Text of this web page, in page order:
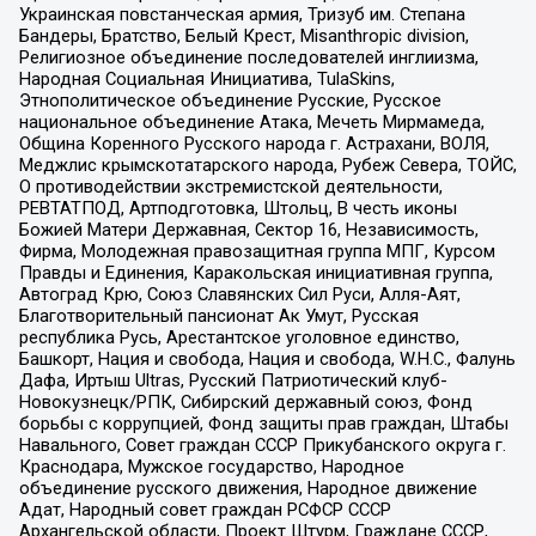
Украинская повстанческая армия, Тризуб им. Степана
Бандеры, Братство, Белый Крест, Misanthropic division,
Религиозное объединение последователей инглиизма,
Народная Социальная Инициатива, TulaSkins,
Этнополитическое объединение Русские, Русское
национальное объединение Атака, Мечеть Мирмамеда,
Община Коренного Русского народа г. Астрахани, ВОЛЯ,
Меджлис крымскотатарского народа, Рубеж Севера, ТОЙС,
О противодействии экстремистской деятельности,
РЕВТАТПОД, Артподготовка, Штольц, В честь иконы
Божией Матери Державная, Сектор 16, Независимость,
Фирма, Молодежная правозащитная группа МПГ, Курсом
Правды и Единения, Каракольская инициативная группа,
Автоград Крю, Союз Славянских Сил Руси, Алля-Аят,
Благотворительный пансионат Ак Умут, Русская
республика Русь, Арестантское уголовное единство,
Башкорт, Нация и свобода, Нация и свобода, W.H.С., Фалунь
Дафа, Иртыш Ultras, Русский Патриотический клуб-
Новокузнецк/РПК, Сибирский державный союз, Фонд
борьбы с коррупцией, Фонд защиты прав граждан, Штабы
Навального, Совет граждан СССР Прикубанского округа г.
Краснодара, Мужское государство, Народное
объединение русского движения, Народное движение
Адат, Народный совет граждан РСФСР СССР
Архангельской области, Проект Штурм, Граждане СССР,